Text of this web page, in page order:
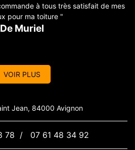
résolu, travail efficace. Personne
son métier je recommande. Merci "
De Aurélie
VOIR PLUS
Jean, 84000 Avignon
78 / 07 61 48 34 92